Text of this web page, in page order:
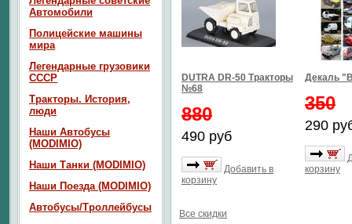
DUTRA DR-50 Тракторы
№68
880
490 руб
Добавить в
корзину
Декаль
350
290
корзину
Все скидки
Автомобили
Полицейские машины
мира
Легендарные грузовики
СССР
Тракторы. История,
люди
Наши Автобусы
(MODIMIO)
Наши Танки (MODIMIO)
Наши Поезда (MODIMIO)
Автобусы/Троллейбусы